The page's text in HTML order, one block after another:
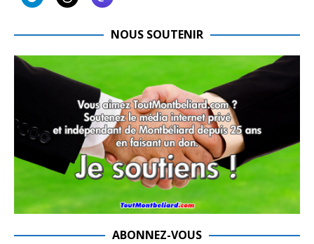
NOUS SOUTENIR
ABONNEZ-VOUS